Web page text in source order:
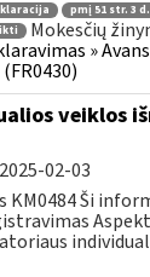
pmį 51 str. 3 d.
Mokesčių
»
veiklos
2025-02-03
KM0484 Ši